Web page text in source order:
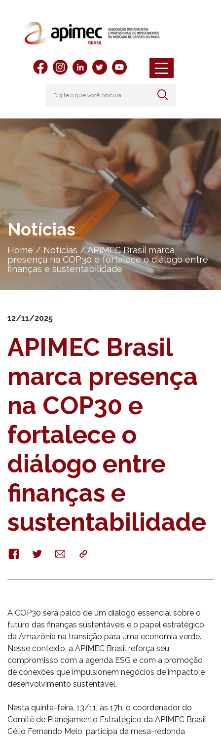
Notícias
Home / Notícias /APIMEC Brasil marca
presença na COP30 e fortalece o diálogo entre
finanças e sustentabilidade
12/11/2025
APIMEC Brasil
marca presença
na COP30 e
fortalece o
diálogo entre
finanças e
sustentabilidade
FacebookTwitterE-
mail
Copy
A COP30 será palco de um diálogo essencial sobre o
futuro das finanças sustentáveis e o papel estratégico
da Amazônia na transição para uma economia verde.
Nesse contexto, a APIMEC Brasil reforça seu
compromisso com a agenda ESG e com a promoção
de conexões que impulsionem negócios de impacto e
desenvolvimento sustentável.
Nesta quinta-feira, 13/11, às 17h, o coordenador do
Comitê de Planejamento Estratégico da APIMEC Brasil,
Célio Fernando Melo, participa da mesa-redonda